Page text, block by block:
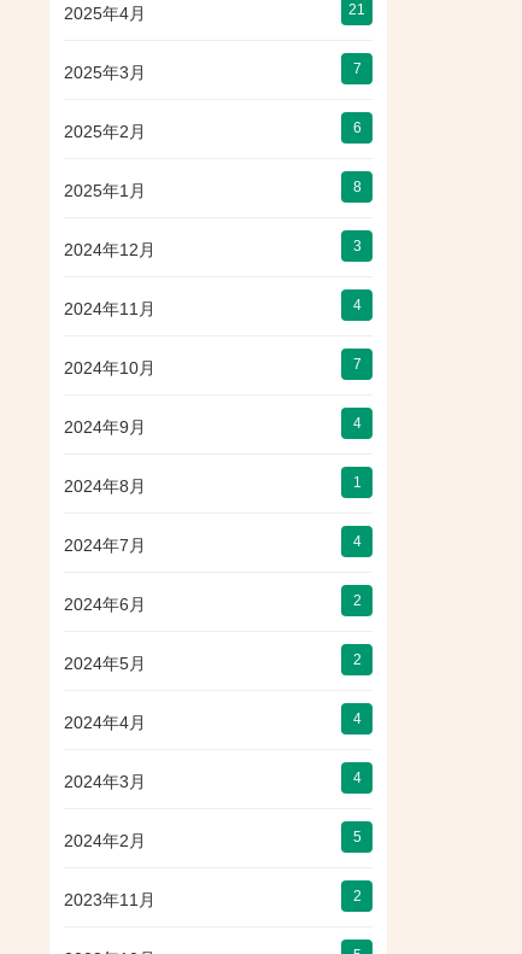
2025年4月 21
2025年3月 7
2025年2月 6
2025年1月 8
2024年12月 3
2024年11月 4
2024年10月 7
2024年9月 4
2024年8月 1
2024年7月 4
2024年6月 2
2024年5月 2
2024年4月 4
2024年3月 4
2024年2月 5
2023年11月 2